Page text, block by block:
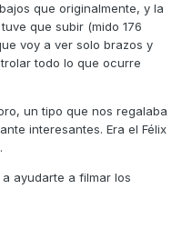
que originalmente, y la
que subir (mido 176
voy a ver solo brazos y
todo lo que ocurre
un tipo que nos regalaba
interesantes. Era el Félix
ayudarte a filmar los